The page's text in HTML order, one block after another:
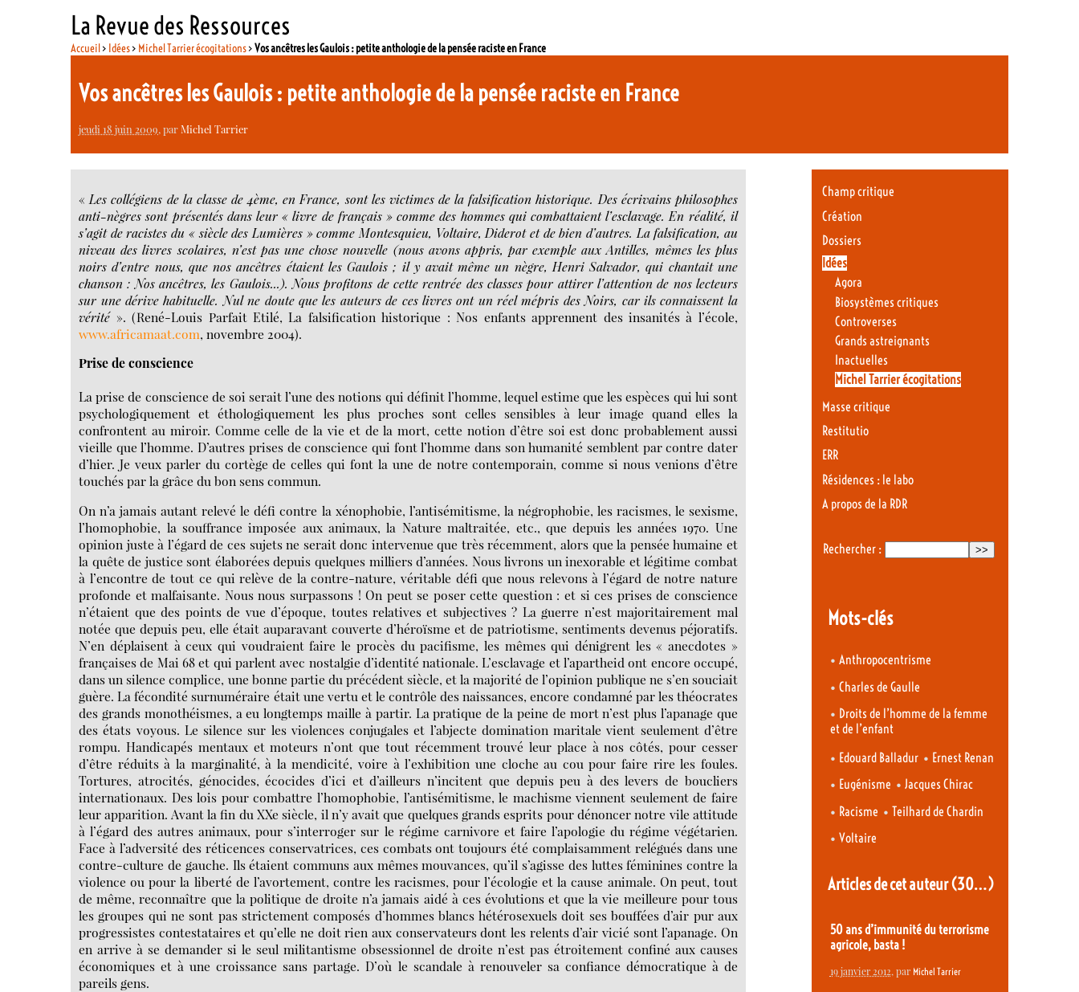
La Revue des Ressources
Accueil> Idées> Michel Tarrier écogitations>Vos ancêtres les Gaulois : petite anthologie de la pensée raciste en France
Vos ancêtres les Gaulois : petite anthologie de la pensée raciste en France
jeudi 18 juin 2009, parMichel Tarrier
« Les collégiens de la classe de 4ème, en France, sont les victimes de la falsification historique. Des écrivains philosophes
anti-nègres sont présentés dans leur « livre de français » comme des hommes qui combattaient l’esclavage. En réalité, il
s’agit de racistes du « siècle des Lumières » comme Montesquieu, Voltaire, Diderot et de bien d’autres. La falsification, au
niveau des livres scolaires, n’est pas une chose nouvelle (nous avons appris, par exemple aux Antilles, mêmes les plus
noirs d’entre nous, que nos ancêtres étaient les Gaulois ; il y avait même un nègre, Henri Salvador, qui chantait une
chanson : Nos ancêtres, les Gaulois...). Nous profitons de cette rentrée des classes pour attirer l’attention de nos lecteurs
sur une dérive habituelle. Nul ne doute que les auteurs de ces livres ont un réel mépris des Noirs, car ils connaissent la
vérité». (René-Louis Parfait Etilé, La falsification historique : Nos enfants apprennent des insanités à l’école,
www.africamaat.com, novembre 2004).
Prise de conscience
La prise de conscience de soi serait l’une des notions qui définit l’homme, lequel estime que les espèces qui lui sont
psychologiquement et éthologiquement les plus proches sont celles sensibles à leur image quand elles la
confrontent au miroir. Comme celle de la vie et de la mort, cette notion d’être soi est donc probablement aussi
vieille que l’homme. D’autres prises de conscience qui font l’homme dans son humanité semblent par contre dater
d’hier. Je veux parler du cortège de celles qui font la une de notre contemporain, comme si nous venions d’être
touchés par la grâce du bon sens commun.
On n’a jamais autant relevé le défi contre la xénophobie, l’antisémitisme, la négrophobie, les racismes, le sexisme,
l’homophobie, la souffrance imposée aux animaux, la Nature maltraitée, etc., que depuis les années 1970. Une
opinion juste à l’égard de ces sujets ne serait donc intervenue que très récemment, alors que la pensée humaine et
la quête de justice sont élaborées depuis quelques milliers d’années. Nous livrons un inexorable et légitime combat
à l’encontre de tout ce qui relève de la contre-nature, véritable défi que nous relevons à l’égard de notre nature
profonde et malfaisante. Nous nous surpassons ! On peut se poser cette question : et si ces prises de conscience
n’étaient que des points de vue d’époque, toutes relatives et subjectives ? La guerre n’est majoritairement mal
notée que depuis peu, elle était auparavant couverte d’héroïsme et de patriotisme, sentiments devenus péjoratifs.
N’en déplaisent à ceux qui voudraient faire le procès du pacifisme, les mêmes qui dénigrent les « anecdotes »
françaises de Mai 68 et qui parlent avec nostalgie d’identité nationale. L’esclavage et l’apartheid ont encore occupé,
dans un silence complice, une bonne partie du précédent siècle, et la majorité de l’opinion publique ne s’en souciait
guère. La fécondité surnuméraire était une vertu et le contrôle des naissances, encore condamné par les théocrates
des grands monothéismes, a eu longtemps maille à partir. La pratique de la peine de mort n’est plus l’apanage que
des états voyous. Le silence sur les violences conjugales et l’abjecte domination maritale vient seulement d’être
rompu. Handicapés mentaux et moteurs n’ont que tout récemment trouvé leur place à nos côtés, pour cesser
d’être réduits à la marginalité, à la mendicité, voire à l’exhibition une cloche au cou pour faire rire les foules.
Tortures, atrocités, génocides, écocides d’ici et d’ailleurs n’incitent que depuis peu à des levers de boucliers
internationaux. Des lois pour combattre l’homophobie, l’antisémitisme, le machisme viennent seulement de faire
leur apparition. Avant la fin du XXe siècle, il n’y avait que quelques grands esprits pour dénoncer notre vile attitude
à l’égard des autres animaux, pour s’interroger sur le régime carnivore et faire l’apologie du régime végétarien.
Face à l’adversité des réticences conservatrices, ces combats ont toujours été complaisamment relégués dans une
contre-culture de gauche. Ils étaient communs aux mêmes mouvances, qu’il s’agisse des luttes féminines contre la
violence ou pour la liberté de l’avortement, contre les racismes, pour l’écologie et la cause animale. On peut, tout
de même, reconnaître que la politique de droite n’a jamais aidé à ces évolutions et que la vie meilleure pour tous
les groupes qui ne sont pas strictement composés d’hommes blancs hétérosexuels doit ses bouffées d’air pur aux
progressistes contestataires et qu’elle ne doit rien aux conservateurs dont les relents d’air vicié sont l’apanage. On
en arrive à se demander si le seul militantisme obsessionnel de droite n’est pas étroitement confiné aux causes
économiques et à une croissance sans partage. D’où le scandale à renouveler sa confiance démocratique à de
pareils gens.
Champ critique
Création
Dossiers
Idées
Agora
Biosystèmes critiques
Controverses
Grands astreignants
Inactuelles
Michel Tarrier écogitations
Masse critique
Restitutio
ERR
Résidences : le labo
A propos de la RDR
Rechercher :
Mots-clés
• Anthropocentrisme
• Charles de Gaulle
• Droits de l’homme de la femme
et de l’enfant
• Edouard Balladur • Ernest Renan
• Eugénisme •Jacques Chirac
• Racisme •Teilhard de Chardin
• Voltaire
Articles de cet auteur(30…)
50 ans d’immunité du terrorisme
agricole, basta !
19 janvier 2012, par Michel Tarrier